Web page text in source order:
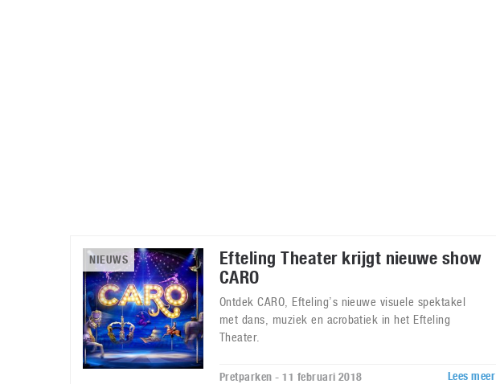
NIEUWS
Efteling Theater krijgt nieuwe show
CARO
Ontdek CARO, Efteling’s nieuwe visuele spektakel
met dans, muziek en acrobatiek in het Efteling
Theater.
Pretparken - 11 februari 2018 Lees meer